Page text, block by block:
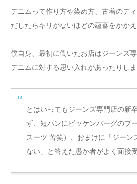
デニムって作り方や染め方、古着のデ
だしたらキリがないほどの蘊蓄をかかえ
僕自身、最初に働いたお店はジーンズ
デニムに対する思い入れがあったりしま
とはいってもジーンズ専門店の新
ず、短パンにビッケンバーグのブ
スーツ 苦笑）、おまけに「ジーン
ない」と答えた愚か者がよく面接